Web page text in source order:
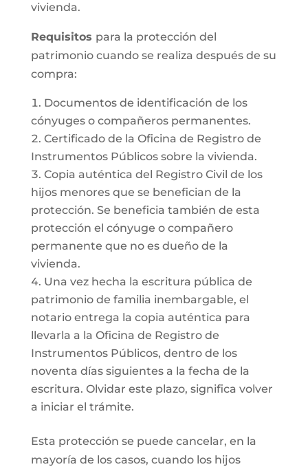
vivienda.
Requisitos para la protección del
patrimonio cuando se realiza después de su
compra:
Documentos de identificación de los
cónyuges o compañeros permanentes.
Certificado de la Oficina de Registro de
Instrumentos Públicos sobre la vivienda.
Copia auténtica del Registro Civil de los
hijos menores que se benefician de la
protección. Se beneficia también de esta
protección el cónyuge o compañero
permanente que no es dueño de la
vivienda.
Una vez hecha la escritura pública de
patrimonio de familia inembargable, el
notario entrega la copia auténtica para
llevarla a la Oficina de Registro de
Instrumentos Públicos, dentro de los
noventa días siguientes a la fecha de la
escritura. Olvidar este plazo, significa volver
a iniciar el trámite.
Esta protección se puede cancelar, en la
mayoría de los casos, cuando los hijos